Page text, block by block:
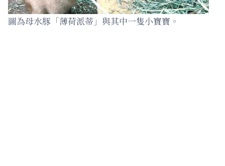
圖為母水豚「薄荷派蒂」與其中一隻小寶寶。